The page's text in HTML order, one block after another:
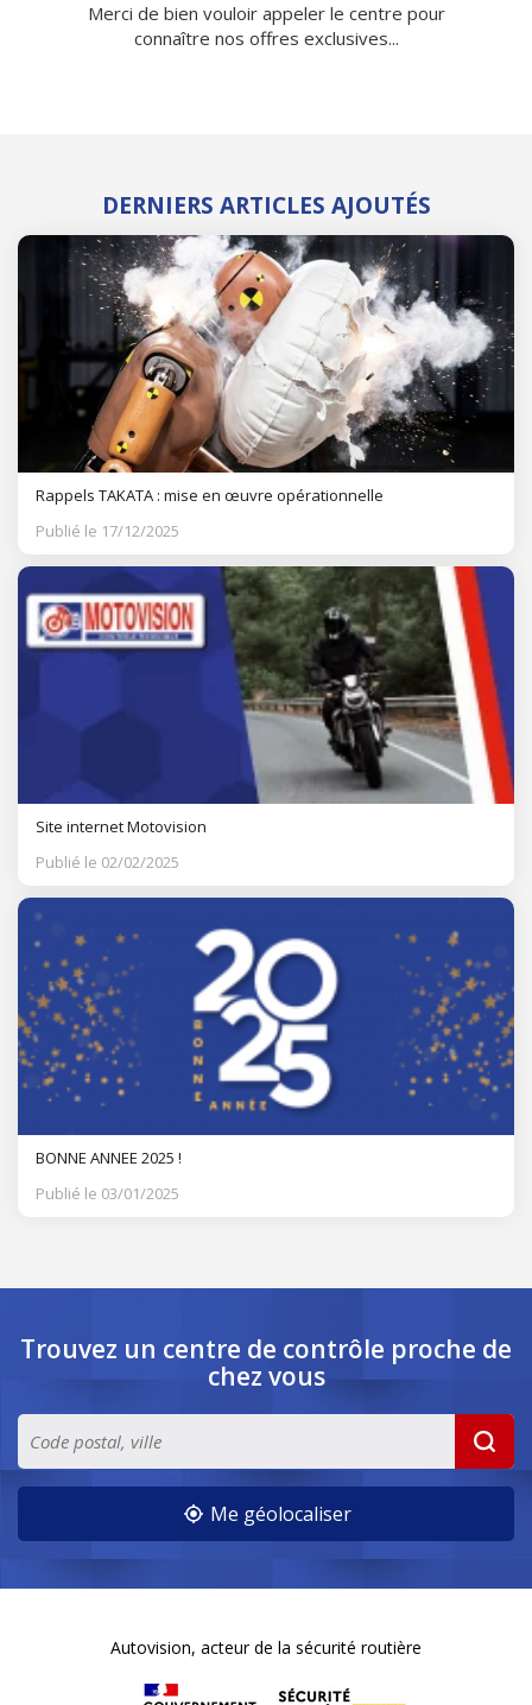
Merci de bien vouloir appeler le centre pour
connaître nos offres exclusives...
DERNIERS ARTICLES AJOUTÉS
Rappels TAKATA : mise en œuvre opérationnelle
Publié le 17/12/2025
Site internet Motovision
Publié le 02/02/2025
BONNE ANNEE 2025 !
Publié le 03/01/2025
Trouvez un centre de contrôle proche de
chez vous
Me géolocaliser
Autovision, acteur de la sécurité routière